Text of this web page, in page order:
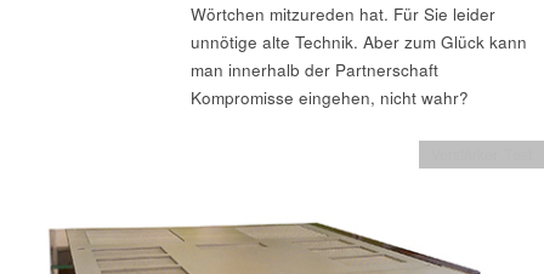
Wörtchen mitzureden hat. Für Sie leider
unnötige alte Technik. Aber zum Glück kann
man innerhalb der Partnerschaft
Kompromisse eingehen, nicht wahr?